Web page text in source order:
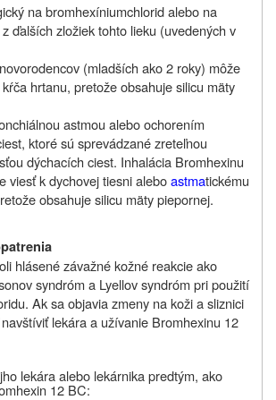
na bromhexíniumchlorid alebo na
ďalších zložiek tohto lieku (uvedených v
(mladších ako 2 roky) môže
hrtanu, pretože obsahuje silicu mäty
astmou alebo ochorením
ktoré sú sprevádzané zreteľnou
dýchacích ciest. Inhalácia Bromhexinu
viesť k dychovej tiesni aleboastmatickému
obsahuje silicu mäty piepornej.
hlásené závažné kožné reakcie ako
syndróm a Lyellov syndróm pri použití
Ak sa objavia zmeny na koži a sliznici
lekára a užívanie Bromhexinu 12
lekára alebo lekárnika predtým, ako
12 BC: